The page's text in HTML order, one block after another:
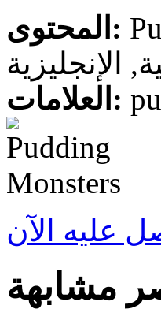
المحتوى:
الإنجليزية
العلامات:
عليه الآن
مشابهة